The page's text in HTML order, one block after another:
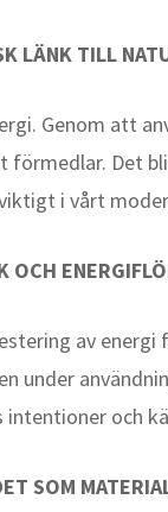
LÄNK TILL
Genom att
Det
i vårt
OCH
av energi
under
intentioner och
SOM